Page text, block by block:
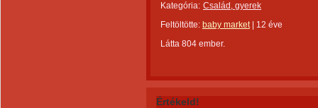
Kategória: Család, gyerek
Feltöltötte: baby market| 12 éve
Látta 804 ember.
Értékeld!